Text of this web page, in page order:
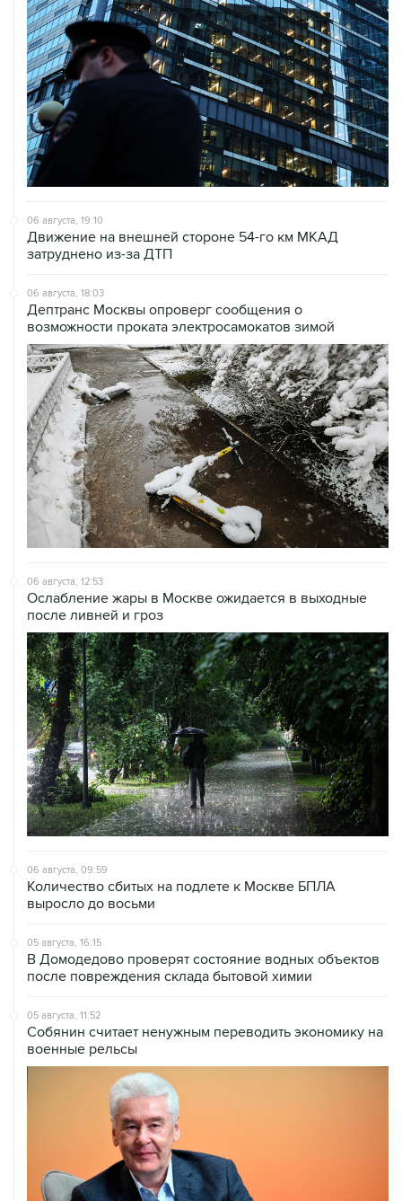
06 августа, 19:10
Движение на внешней стороне 54-го км МКАД
затруднено из-за ДТП
06 августа, 18:03
Дептранс Москвы опроверг сообщения о
возможности проката электросамокатов зимой
06 августа, 12:53
Ослабление жары в Москве ожидается в выходные
после ливней и гроз
06 августа, 09:59
Количество сбитых на подлете к Москве БПЛА
выросло до восьми
05 августа, 16:15
В Домодедово проверят состояние водных объектов
после повреждения склада бытовой химии
05 августа, 11:52
Собянин считает ненужным переводить экономику на
военные рельсы